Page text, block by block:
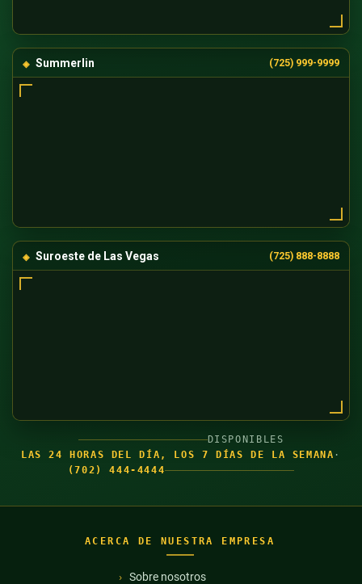
Summerlin (725) 999-9999
Suroeste de Las Vegas (725) 888-8888
DISPONIBLES
LAS 24 HORAS DEL DÍA, LOS 7 DÍAS DE LA SEMANA ·
(702) 444-4444
ACERCA DE NUESTRA EMPRESA
Sobre nosotros